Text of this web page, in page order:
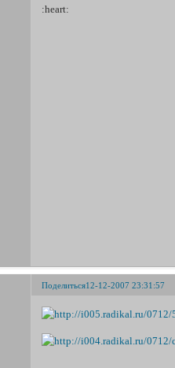
:heart:
Поделиться12-12-2007 23:31:57